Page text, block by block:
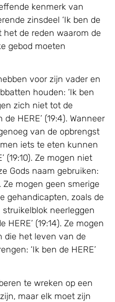
kenmerk van
zinsdeel ‘Ik ben de
het de reden waarom de
gebod moeten
voor zijn vader en
houden: ‘Ik ben
zich niet tot de
HERE’ (19:4). Wanneer
van de opbrengst
iets te eten kunnen
(19:10). Ze mogen niet
Gods naam gebruiken:
Ze mogen geen smerige
gehandicapten, zoals de
neerleggen
HERE’ (19:14). Ze mogen
die het leven van de
‘Ik ben de HERE’
te wreken op een
maar elk moet zijn